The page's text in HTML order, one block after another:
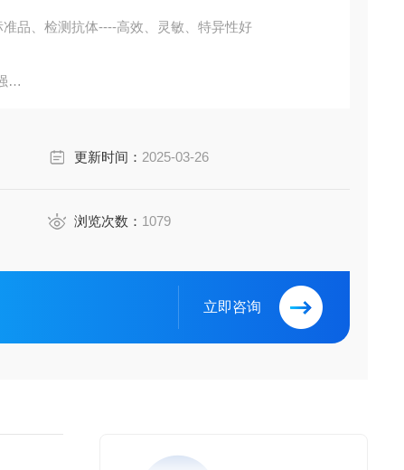
品、检测抗体----高效、灵敏、特异性好
动脉粥样硬化因子、趋化因子、生长因子、基质金属
更新时间： 2025-03-26
浏览次数： 1079
立即咨询